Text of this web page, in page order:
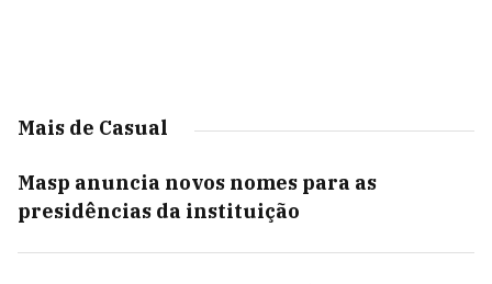
Mais de Casual
Masp anuncia novos nomes para as
presidências da instituição